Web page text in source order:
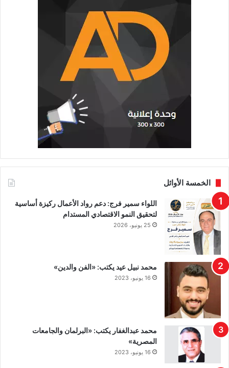
الخمسة الأوائل
اللواء سمير فرج: دعم رواد الأعمال ركيزة أساسية
لتحقيق النمو الاقتصادي المستدام
25 يونيو، 2026
محمد نبيل عيد يكتب: «الفن والدين»
16 يونيو، 2023
محمد عبدالغفار يكتب: «البرلمان والجامعات
المصرية»
16 يونيو، 2023